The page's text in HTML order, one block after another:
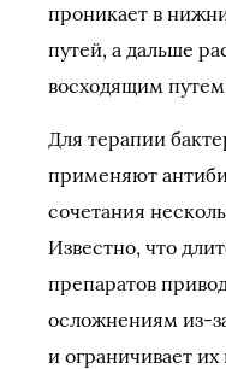
проникает в
путей, а дальше
восходящим
Для терапии
применяют
сочетания
Известно, что
препаратов
осложнениям из-
и ограничивает